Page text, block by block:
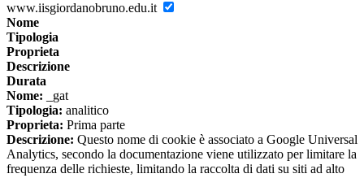
www.iisgiordanobruno.edu.it
Nome
Tipologia
Proprieta
Descrizione
Durata
Nome: _gat
Tipologia: analitico
Proprieta: Prima parte
Descrizione: Questo nome di cookie è associato a Google Universal
Analytics, secondo la documentazione viene utilizzato per limitare la
frequenza delle richieste, limitando la raccolta di dati su siti ad alto